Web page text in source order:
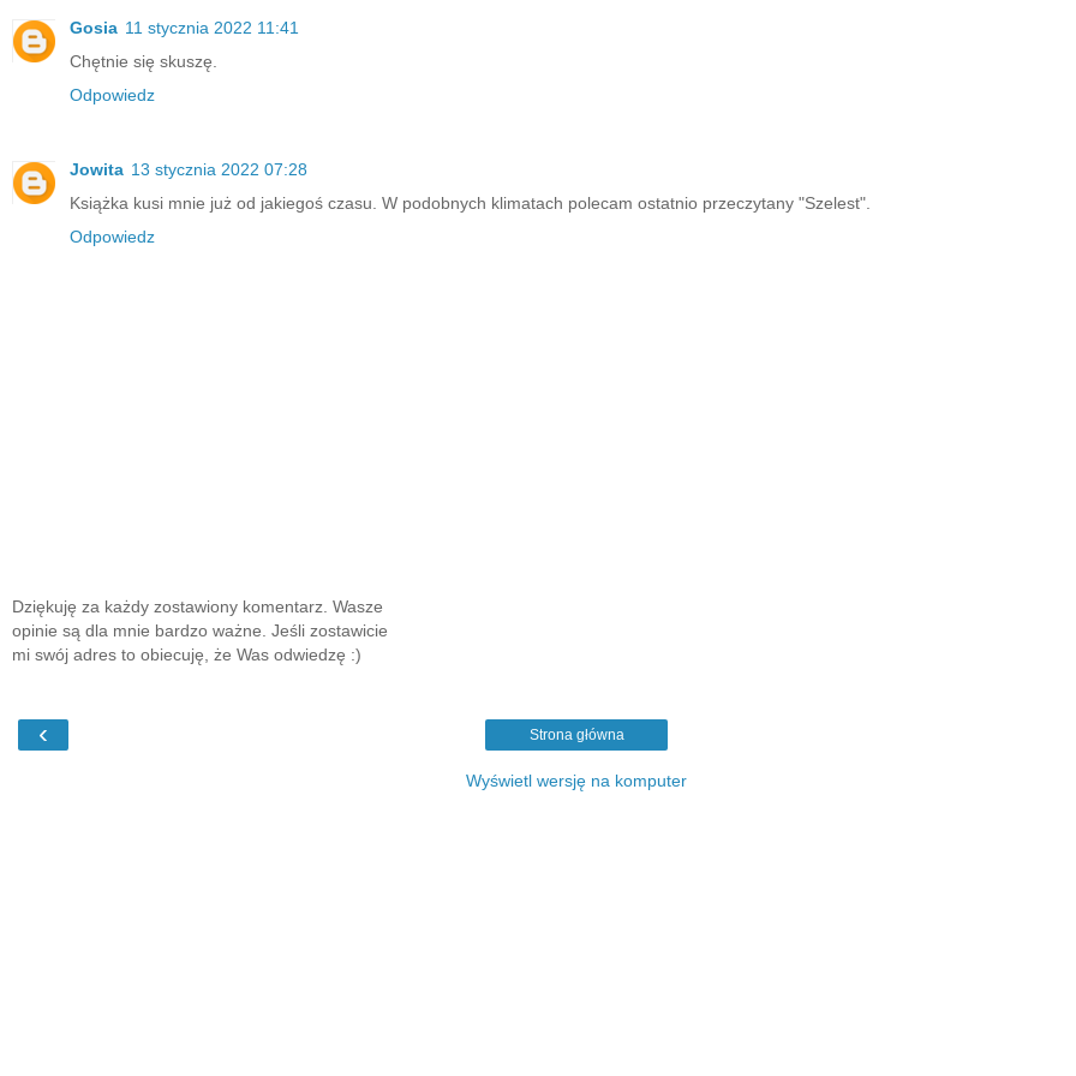
Gosia 11 stycznia 2022 11:41
Chętnie się skuszę.
Odpowiedz
Jowita 13 stycznia 2022 07:28
Książka kusi mnie już od jakiegoś czasu. W podobnych klimatach polecam ostatnio przeczytany "Szelest".
Odpowiedz
Dziękuję za każdy zostawiony komentarz. Wasze
opinie są dla mnie bardzo ważne. Jeśli zostawicie
mi swój adres to obiecuję, że Was odwiedzę :)
‹ Strona główna
Wyświetl wersję na komputer